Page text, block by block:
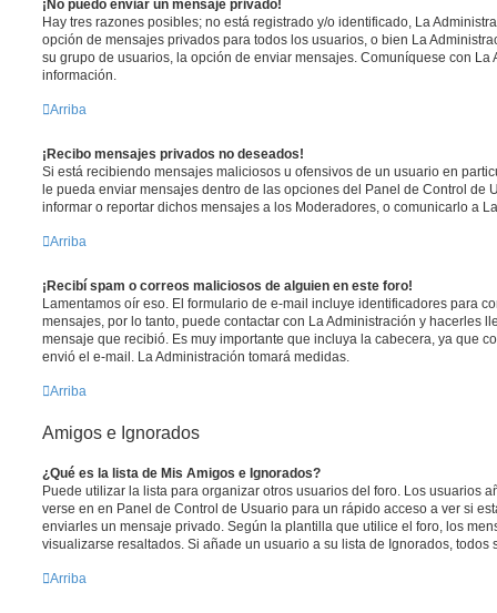
¡No puedo enviar un mensaje privado!
Hay tres razones posibles; no está registrado y/o identificado, La
opción de mensajes privados para todos los usuarios, o bien La
su grupo de usuarios, la opción de enviar mensajes. Comuníquese con La
información.
Arriba
¡Recibo mensajes privados no deseados!
Si está recibiendo mensajes maliciosos u ofensivos de un usuario en
le pueda enviar mensajes dentro de las opciones del Panel de Control de
informar o reportar dichos mensajes a los Moderadores, o comunicarlo a
Arriba
¡Recibí spam o correos maliciosos de alguien en este foro!
Lamentamos oír eso. El formulario de e-mail incluye identificadores para
mensajes, por lo tanto, puede contactar con La Administración y hacerles
mensaje que recibió. Es muy importante que incluya la cabecera, ya que
envió el e-mail. La Administración tomará medidas.
Arriba
Amigos e Ignorados
¿Qué es la lista de Mis Amigos e Ignorados?
Puede utilizar la lista para organizar otros usuarios del foro. Los usuarios
verse en en Panel de Control de Usuario para un rápido acceso a ver si
enviarles un mensaje privado. Según la plantilla que utilice el foro, los
visualizarse resaltados. Si añade un usuario a su lista de Ignorados, todos
Arriba